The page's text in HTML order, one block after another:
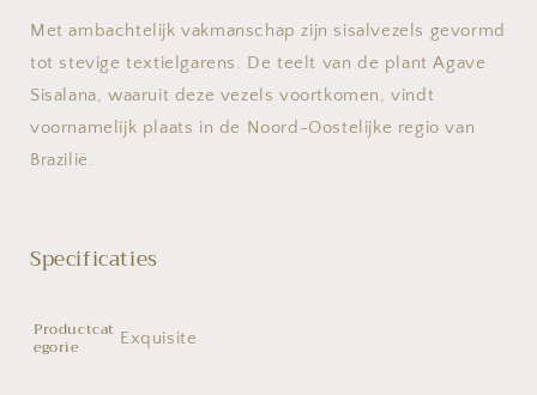
Met ambachtelijk vakmanschap zijn sisalvezels gevormd
tot stevige textielgarens. De teelt van de plant Agave
Sisalana, waaruit deze vezels voortkomen, vindt
voornamelijk plaats in de Noord-Oostelijke regio van
Brazilië.
Specificaties
Productcat
egorie Exquisite